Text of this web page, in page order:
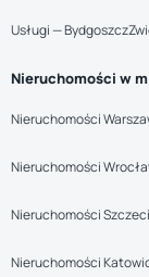
Usługi — Bydgoszcz
Nieruchomości w
Nieruchomości
Nieruchomości
Nieruchomości
Nieruchomości